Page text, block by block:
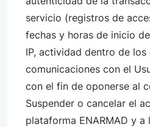
servicio (registros de
fechas y horas de inicio
IP, actividad dentro de los
comunicaciones con el
con el fin de oponerse al
Suspender o cancelar el
plataforma ENARMAD y